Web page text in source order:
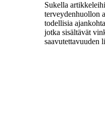
Sukella
terveydenhuollon
todellisia
jotka sisältävät
saavutettavuuden